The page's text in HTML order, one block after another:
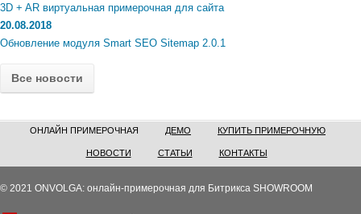
3D + AR виртуальная примерочная для сайта
20.08.2018
Обновление модуля Smart SEO Sitemap 2.0.1
Все новости
ОНЛАЙН ПРИМЕРОЧНАЯ ДЕМО КУПИТЬ ПРИМЕРОЧНУЮ
НОВОСТИ СТАТЬИ КОНТАКТЫ
© 2021 ONVOLGA: онлайн-примерочная для Битрикса SHOWROOM